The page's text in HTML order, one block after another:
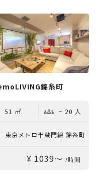
錦糸町
51 ㎡ ~ 20 人
東京メトロ半蔵門線 錦糸町
駅 徒歩5分¥ 1039〜 /時間